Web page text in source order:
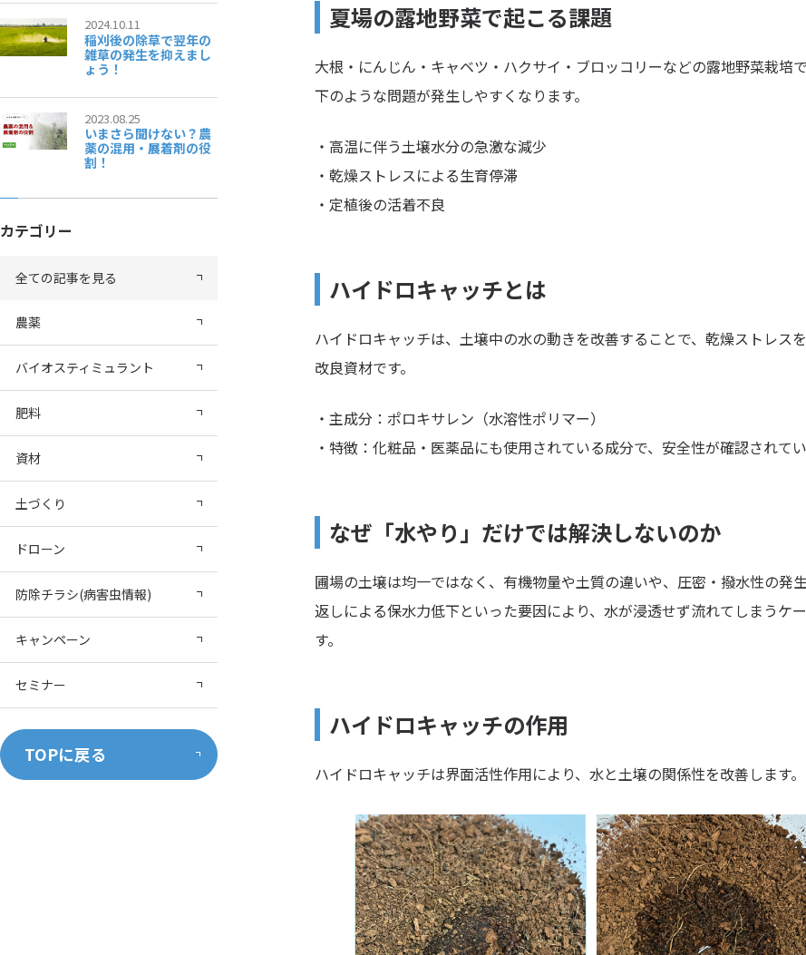
夏場の露地野菜で起こる課題
大根・にんじん・キャベツ・ハクサイ・ブロッコリーなどの露地野菜栽培
下のような問題が発生しやすくなります。
・高温に伴う土壌水分の急激な減少
・乾燥ストレスによる生育停滞
・定植後の活着不良
ハイドロキャッチとは
ハイドロキャッチは、土壌中の水の動きを改善することで、乾燥ストレス
改良資材です。
・主成分：ポロキサレン（水溶性ポリマー）
・特徴：化粧品・医薬品にも使用されている成分で、安全性が確認されて
なぜ「水やり」だけでは解決しないのか
圃場の土壌は均一ではなく、有機物量や土質の違いや、圧密・撥水性の発
返しによる保水力低下といった要因により、水が浸透せず流れてしまうケ
す。
ハイドロキャッチの作用
ハイドロキャッチは界面活性作用により、水と土壌の関係性を改善します。
2024.10.11
稲刈後の除草で翌年の
雑草の発生を抑えまし
ょう！
2023.08.25
いまさら聞けない？農
薬の混用・展着剤の役
割！
カテゴリー
全ての記事を見る
農薬
バイオスティミュラント
肥料
資材
土づくり
ドローン
防除チラシ(病害虫情報)
キャンペーン
セミナー
TOPに戻る